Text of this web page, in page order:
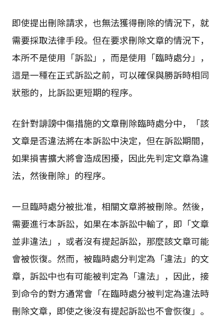
即使提出刪除請求，也無法獲得刪除的情況下，就
需要採取法律手段。但在要求刪除文章的情況下，
本所不是使用「訴訟」，而是使用「臨時處分」，
這是一種在正式訴訟之前，可以確保與勝訴時相同
狀態的，比訴訟更短期的程序。
在針對誹謗中傷措施的文章刪除臨時處分中，「該
文章是否違法將在本訴訟中決定，但在訴訟期間，
如果損害擴大將會造成困擾，因此先判定文章為違
法，然後刪除」的程序。
一旦臨時處分被批准，相關文章將被刪除。然後，
需要進行本訴訟，如果在本訴訟中輸了，即「文章
並非違法」，或者沒有提起訴訟，那麼該文章可能
會被恢復。然而，被臨時處分判定為「違法」的文
章，訴訟中也有可能被判定為「違法」，因此，接
到命令的對方通常會「在臨時處分被判定為違法時
刪除文章，即使之後沒有提起訴訟也不會恢復」。